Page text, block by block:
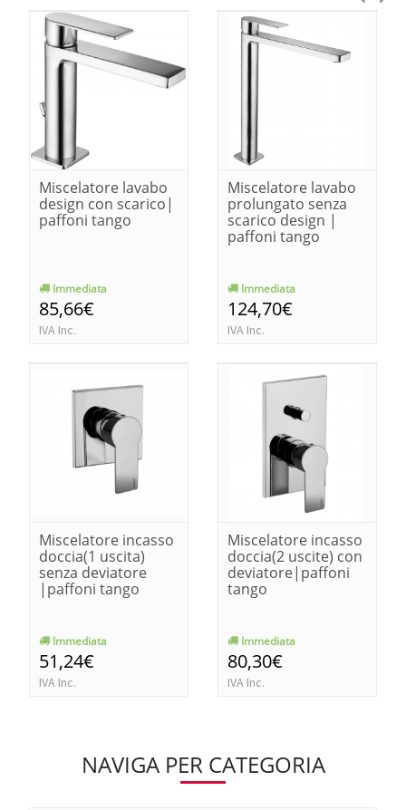
Miscelatore lavabo
design con scarico|
paffoni tango
Immediata
85,66€
IVA Inc.
Miscelatore lavabo
prolungato senza
scarico design |
paffoni tango
Immediata
124,70€
IVA Inc.
Miscelatore incasso
doccia(1 uscita)
senza deviatore
|paffoni tango
Immediata
51,24€
IVA Inc.
Miscelatore incasso
doccia(2 uscite) con
deviatore|paffoni
tango
Immediata
80,30€
IVA Inc.
NAVIGA PER CATEGORIA